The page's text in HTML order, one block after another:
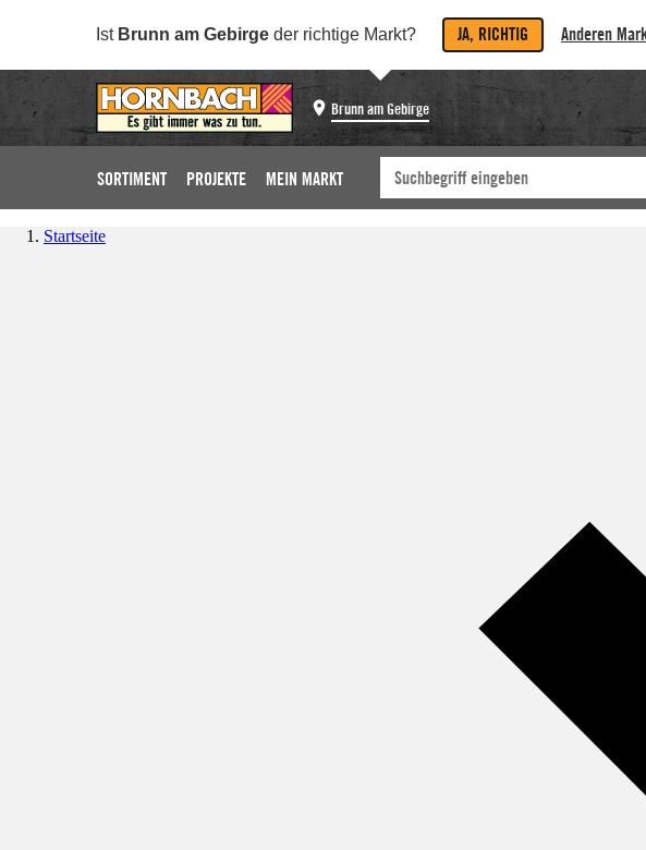
Ist Brunn am Gebirge der richtige Markt? JA, RICHTIG Anderen
Brunn am Gebirge
SORTIMENT PROJEKTE MEIN MARKT
Startseite